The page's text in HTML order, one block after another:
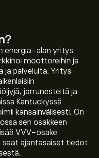
?
energia-alan yritys
moottoreihin ja
palveluita. Yritys
jarrunesteitä ja
Kentuckyssä
kansainvälisesti. On
sen osakkeen
VVV-osake
saat ajantasaiset tiedot
hinta on 11.772‎$‎
arvo on
aikojen huippu on